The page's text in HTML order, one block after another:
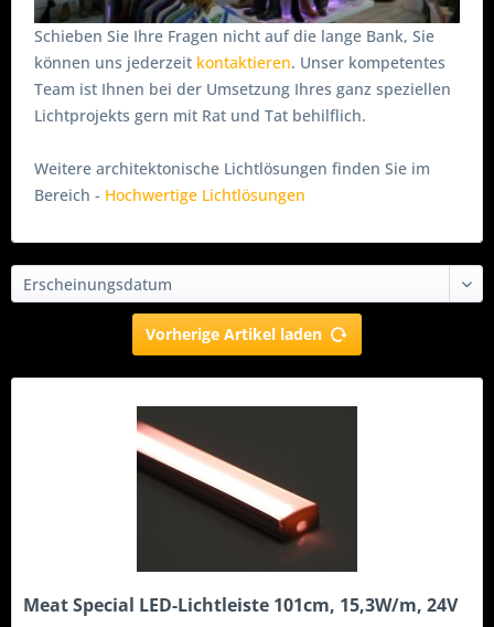
Schieben Sie Ihre Fragen nicht auf die lange Bank, Sie
können uns jederzeit kontaktieren. Unser kompetentes
Team ist Ihnen bei der Umsetzung Ihres ganz speziellen
Lichtprojekts gern mit Rat und Tat behilflich.
Weitere architektonische Lichtlösungen finden Sie im
Bereich - Hochwertige Lichtlösungen
Vorherige Artikel laden
Meat Special LED-Lichtleiste 101cm, 15,3W/m, 24V